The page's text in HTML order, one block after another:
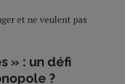
et ne veulent pas
» : un défi
?